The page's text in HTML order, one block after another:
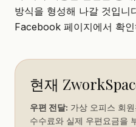
방식을 형성해 나갈 것입니
Facebook 페이지에서 확
현재
우편 전달: 가상 오피스 회
수수료와 실제 우편요금을